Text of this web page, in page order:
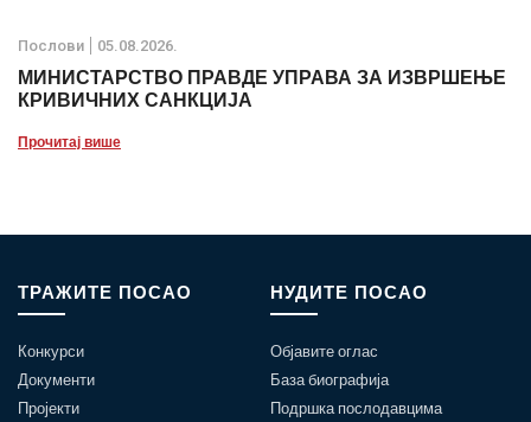
Послови 05.08.2026.
МИНИСТАРСТВО ПРАВДЕ УПРАВА ЗА ИЗВРШЕЊЕ
КРИВИЧНИХ САНКЦИЈА
Прочитај више
ТРАЖИТЕ ПОСАО
Конкурси
Документи
Пројекти
НУДИТЕ ПОСАО
Објавите оглас
База биографија
Подршка послодавцима